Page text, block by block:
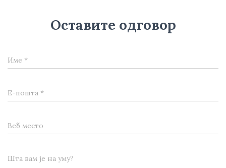
Оставите одговор
Име *
Е-пошта *
Веб место
Шта вам је на уму?